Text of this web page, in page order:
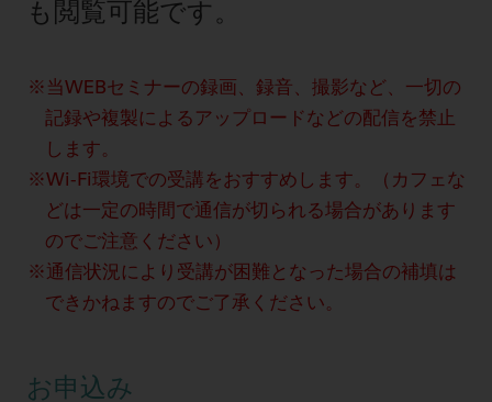
も閲覧可能です。
当WEBセミナーの録画、録音、撮影など、一切の
記録や複製によるアップロードなどの配信を禁止
します。
Wi-Fi環境での受講をおすすめします。（カフェな
どは一定の時間で通信が切られる場合があります
のでご注意ください）
通信状況により受講が困難となった場合の補填は
できかねますのでご了承ください。
お申込み